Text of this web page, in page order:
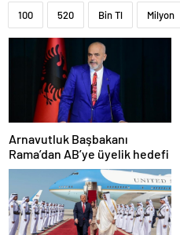
100 520 Bin Tl Milyon
Arnavutluk Başbakanı
Rama’dan AB’ye üyelik hedefi